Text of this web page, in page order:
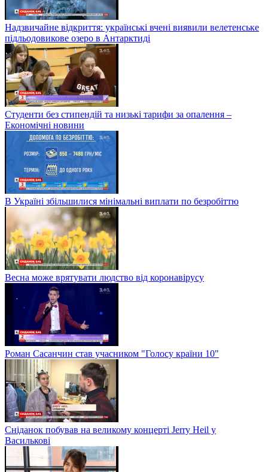
Надзвичайне відкриття: українські вчені виявили велетенське
підльодовикове озеро в Антарктиді
Студенти без стипендій та низькі тарифи за опалення –
Економічні новини
В Україні збільшилися мінімальні виплати по безробіттю
Весна може врятувати людство від коронавірусу
Роман Сасанчин став учасником "Голосу країни 10"
Сніданок побував на великому концерті Jerry Heil у
Василькові